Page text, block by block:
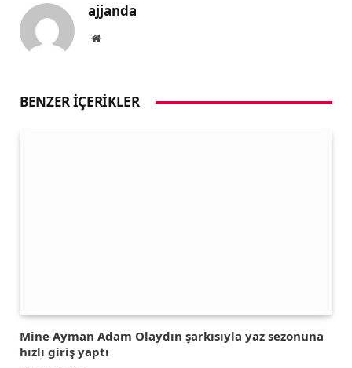
ajjanda
Website
BENZER İÇERIKLER
Mine Ayman Adam Olaydın şarkısıyla yaz sezonuna
hızlı giriş yaptı